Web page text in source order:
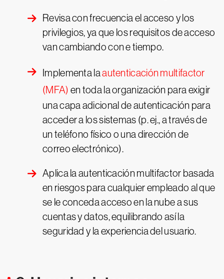
Revisa con frecuencia el acceso y los
privilegios, ya que los requisitos de acceso
van cambiando con e tiempo.
Implementa laautenticación multifactor
(MFA) en toda la organización para exigir
una capa adicional de autenticación para
acceder a los sistemas (p. ej., a través de
un teléfono físico o una dirección de
correo electrónico).
Aplica la autenticación multifactor basada
en riesgos para cualquier empleado al que
se le conceda acceso en la nube a sus
cuentas y datos, equilibrando así la
seguridad y la experiencia del usuario.